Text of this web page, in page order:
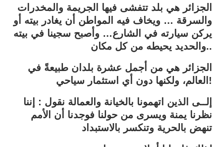
الجزائر هي بلد تتفشى فيها الجريمة والمخدرات
والسرقة … ويخاف فيه المواطن أن يغادر بيته أو
يركن سيارته في الشارع… وأصبح سجينا في بيته
والحديد يحيطه من كل مكان..
الجزائر هي من أجمل عشرة بلدان طبيعةً في
العالم، ولكنها دون أي استثمار سياحي!
إلــى الذين اتهمونا بالخيانة والعمالة نقول : إننا
نظرنا يمنة ويسرى من حولنا فوجدنا أن الأمم
تنهض بالحرية وتنكسر بالاستبداد